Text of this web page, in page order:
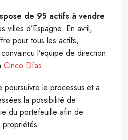
de 95 actifs à vendre
villes d’Espagne. En avril,
pour tous les actifs,
l’équipe de direction
Cinco Días.
le processus et a
la possibilité de
du portefeuille afin de
propriétés.